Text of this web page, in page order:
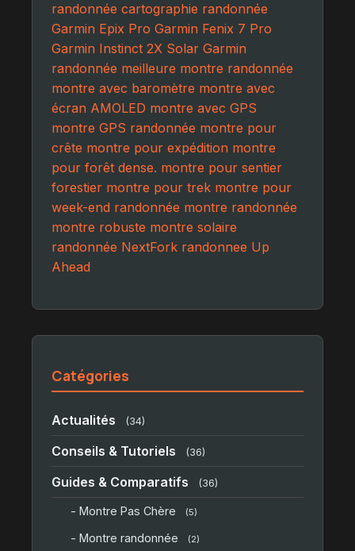
randonnée cartographie randonnée
Garmin Epix Pro Garmin Fenix 7 Pro
Garmin Instinct 2X Solar Garmin
randonnée meilleure montre randonnée
montre avec baromètre montre avec
écran AMOLED montre avec GPS
montre GPS randonnée montre pour
crête montre pour expédition montre
pour forêt dense. montre pour sentier
forestier montre pour trek montre pour
week-end randonnée montre randonnée
montre robuste montre solaire
randonnée NextFork randonnee Up
Ahead
Catégories
Actualités (34)
Conseils & Tutoriels (36)
Guides & Comparatifs (36)
- Montre Pas Chère (5)
- Montre randonnée (2)